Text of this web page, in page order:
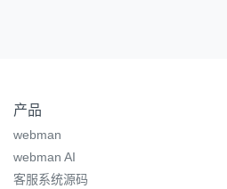
产品
webman
webman AI
客服系统源码